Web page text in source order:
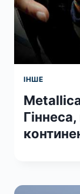
ІНШЕ